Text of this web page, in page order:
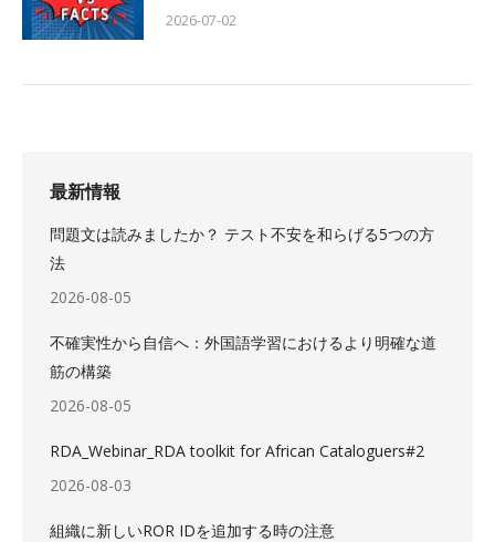
2026-07-02
最新情報
問題文は読みましたか？ テスト不安を和らげる5つの方
法
2026-08-05
不確実性から自信へ：外国語学習におけるより明確な道
筋の構築
2026-08-05
RDA_Webinar_RDA toolkit for African Cataloguers#2
2026-08-03
組織に新しいROR IDを追加する時の注意